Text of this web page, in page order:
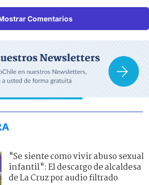
Comentarios
"Se siente como vivir abuso sexual
infantil": El descargo de alcaldesa
de La Cruz por audio filtrado